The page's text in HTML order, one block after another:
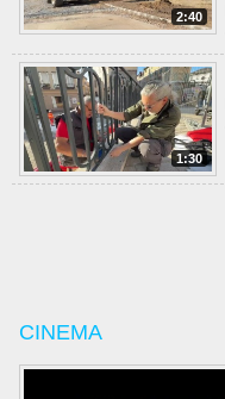
2:40
1:30
CINEMA